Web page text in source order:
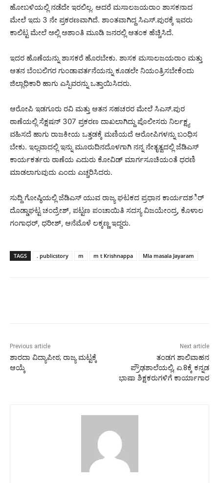
ಹೋಬಳಿಯಲ್ಲಿ ನಡೆದೇ ಇರಲಿಲ್ಲ. ಆದರೆ ಮಸಾಲಜಯರಾಂ ಶಾಸಕನಾದ
ಮೇಲೆ ಇದು 3 ನೇ ಪ್ರಕರಣವಾಗಿದೆ. ಶಾಂತವಾಗಿದ್ದ ಸಿಎಸ್.ಪುರಕ್ಕೆ ಇವರು
ಕಾಲಿಟ್ಟ ಮೇಲೆ ಅಲ್ಲಿ ಅಶಾಂತಿ ಮೂಡಿ ಜನರಲ್ಲಿ ಆತಂಕ ಹೆಚ್ಚಿಸಿದೆ.
ಇದರ ಹೊಣೆಯನ್ನು ಶಾಸಕರೆ ಹೊರಬೇಕು. ಶಾಸಕ ಮಸಾಲಜಯರಾಂ ಮತ್ತು
ಆತನ ಬೆಂಬಲಿಗರ ಗುಂಡಾವರ್ತನೆಯನ್ನು ಕೂಡಲೇ ನಿಯಂತ್ರಿಸಬೇಕೆಂದು
ಜಿಲ್ಲಾಧಿಕಾರಿ ಹಾಗು ಎಸ್ಪಿವರನ್ನು ಒತ್ತಾಯಿಸಿದರು.
ಆರೋಪಿ ಇಡಗೂರು ರವಿ ಮತ್ತು ಆತನ ಸಹಚರರ ಮೇಲೆ ಸಿಎಸ್.ಪುರ
ಠಾಣೆಯಲ್ಲಿ ಸೆಕ್ಷಷನ್ 307 ಪ್ರಕರಣ ದಾಖಲಾಗಿದ್ದು ಪೊಲೀಸರು ನಿರ್ಲಕ್ಷ್ಯ
ವಹಿಸದೆ ಹಾಗು ರಾಜಕೀಯ ಒತ್ತಡಕ್ಕೆ ಮಣಿಯದೆ ಆರೋಪಿಗಳನ್ನು ಬಂಧಿಸ
ಬೇಕು. ಇಲ್ಲವಾದಲ್ಲಿ ಇನ್ನು ಮೂರುದಿನದೊಳಗಾಗಿ ನನ್ನ ನೇತೃತ್ವದಲ್ಲಿ ಜೆಡಿಎಸ್
ಕಾರ್ಯಕರ್ತರು ಠಾಣೆಯ ಎದುರು ಕೋವಿಡ್ ಮಾರ್ಗಸೂಚಿಯಂತೆ ಧರಣಿ
ಮಾಡಲಾಗುವುದು ಎಂದು ಎಚ್ಚರಿಸಿದರು.
ಸುದ್ದಿ ಗೋಷ್ಠಿಯಲ್ಲಿ ಜೆಡಿಎಸ್ ಯುವ ರಾಜ್ಯ ಘಟಕದ ಪ್ರಧಾನ ಕಾರ್ಯದಶರ್ಿ
ದೊಡ್ಡಾಘಟ್ಟ ಚಂದ್ರೇಶ್, ಪಟ್ಟಣ ಪಂಚಾಯಿತಿ ಸದಸ್ಯ ವಿಜಯೇಂದ್ರ, ಕೊಳಾಲ
ಗಂಗಾಧರ್, ಧರೀಶ್, ಆನೆಮೊಳೆ ಲಕ್ಕಣ್ಣ ಇದ್ದರು.
TAGS . publicstory m m t Krishnappa Mla masala Jayaram
Previous article
ಶಾರದಾ ವಿದ್ಯಾಪೀಠ; ರಾಜ್ಯ ಮಟ್ಟಕ್ಕೆ
ಆಯ್ಕೆ
Next article
ತಂಡಗ ಶಾಲಿವಾಹನ
ಪ್ರೌಢಶಾಲೆಯಲ್ಲಿ, ಏ.8ಕ್ಕೆ ಕನ್ನಡ
ಭಾಷಾ ಶಿಕ್ಷಕರುಗಳಿಗೆ ಕಾರ್ಯಾಗಾರ